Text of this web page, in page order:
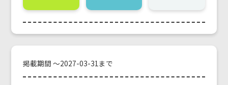
掲載期間 ～2027-03-31まで